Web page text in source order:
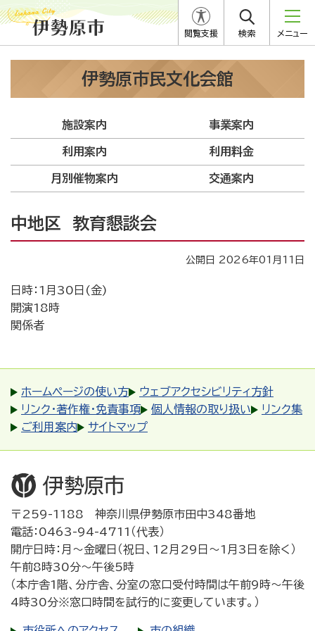
閲覧支援 検索 メニュー
伊勢原市民文化会館
施設案内 事業案内
利用案内 利用料金
月別催物案内 交通案内
中地区 教育懇談会
公開日 2026年01月11日
日時：1月30日(金)
開演18時
関係者
ホームページの使い方
ウェブアクセシビリティ方針
リンク・著作権・免責事項
個人情報の取り扱い
リンク集
ご利用案内
サイトマップ
〒259-1188 神奈川県伊勢原市田中348番地
電話：0463-94-4711（代表）
開庁日時：月～金曜日（祝日、12月29日～1月3日を除く）
午前8時30分～午後5時
（本庁舎1階、分庁舎、分室の窓口受付時間は午前9時～午後
4時30分※窓口時間を試行的に変更しています。）